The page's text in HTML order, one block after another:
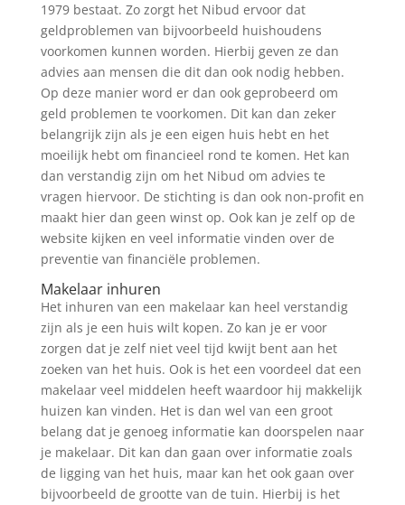
1979 bestaat. Zo zorgt het Nibud ervoor dat
geldproblemen van bijvoorbeeld huishoudens
voorkomen kunnen worden. Hierbij geven ze dan
advies aan mensen die dit dan ook nodig hebben.
Op deze manier word er dan ook geprobeerd om
geld problemen te voorkomen. Dit kan dan zeker
belangrijk zijn als je een eigen huis hebt en het
moeilijk hebt om financieel rond te komen. Het kan
dan verstandig zijn om het Nibud om advies te
vragen hiervoor. De stichting is dan ook non-profit en
maakt hier dan geen winst op. Ook kan je zelf op de
website kijken en veel informatie vinden over de
preventie van financiële problemen.
Makelaar inhuren
Het inhuren van een makelaar kan heel verstandig
zijn als je een huis wilt kopen. Zo kan je er voor
zorgen dat je zelf niet veel tijd kwijt bent aan het
zoeken van het huis. Ook is het een voordeel dat een
makelaar veel middelen heeft waardoor hij makkelijk
huizen kan vinden. Het is dan wel van een groot
belang dat je genoeg informatie kan doorspelen naar
je makelaar. Dit kan dan gaan over informatie zoals
de ligging van het huis, maar kan het ook gaan over
bijvoorbeeld de grootte van de tuin. Hierbij is het